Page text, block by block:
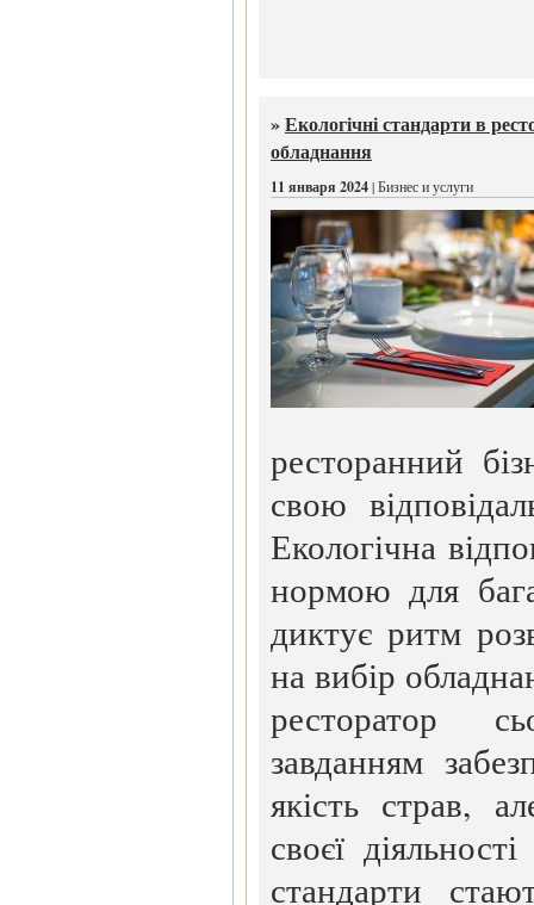
»Екологічні стандарти в
обладнання
11 января 2024| Бизнес и услуги
ресторанний
свою
Екологічна
нормою для
диктує ритм
на вибір
ресторатор
завданням
якість страв,
своєї
стандарти